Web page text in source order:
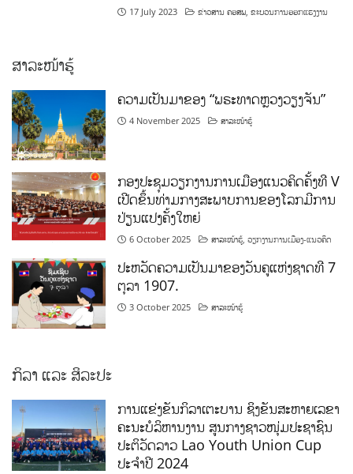
17 July 2023 ຂ່າວສານ ຄອສພ ,ຂະບວນການອອກແຮງງານ
ສາລະໜ້າຮູ້
ຄວາມເປັນມາຂອງ “ພຣະທາດຫຼວງວຽງຈັນ”
4 November 2025 ສາລະໜ້າຮູ້
ກອງປະຊຸມວຽກງານການເມືອງແນວຄິດຄັ້ງທີ V
ເປີດຂຶ້ນທ່າມກາງສະພາບການຂອງໂລກມີການ
ປ່ຽນແປງຄັ້ງໃຫຍ່
6 October 2025 ສາລະໜ້າຮູ້,ວຽກງານການເມືອງ-ແນວຄິດ
ປະຫວັດຄວາມເປັນມາຂອງວັນຄູແຫ່ງຊາດທີ 7
ຕຸລາ 1907.
3 October 2025 ສາລະໜ້າຮູ້
ກິລາ ແລະ ສິລະປະ
ການແຂ່ງຂັນກິລາເຕະບານ ຊິງຂັນສະຫາຍເລຂາ
ຄະນະບໍລິຫານງານ ສູນກາງຊາວໜຸ່ມປະຊາຊົນ
ປະຕິວັດລາວ Lao Youth Union Cup
ປະຈຳປີ 2024